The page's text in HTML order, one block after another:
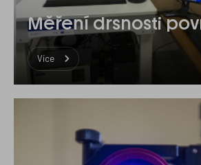
Měření drsnosti
Více